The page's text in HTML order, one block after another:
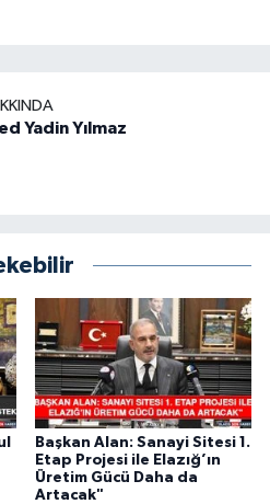
Yadin Yılmaz
Başkan Alan: Sanayi Sitesi 1.
Etap Projesi ile Elazığ’ın
Üretim Gücü Daha da
Artacak"